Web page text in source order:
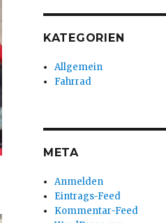
KATEGORIEN
Allgemein
Fahrrad
META
Anmelden
Eintrags-Feed
Kommentar-Feed